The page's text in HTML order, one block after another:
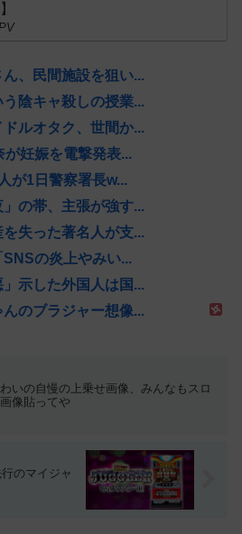
ん、民間施設を狙い...
う陰キャ殺しの授業...
ドルオタク、世間か...
妊娠を電撃発表...
が1日警察署長w...
の帯、主張が強す...
を失った著名人が支...
の炎上やみい...
示した外国人は国...
んのブラジャー想像...
わいの自慢の上乗せ画像、みんなもスロ
画像貼ってや
のマイジャ